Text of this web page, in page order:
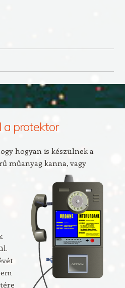
a protektor
hogyan is készülnek a
műanyag kanna, vagy